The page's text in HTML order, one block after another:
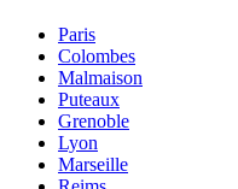
Paris
Colombes
Malmaison
Puteaux
Grenoble
Lyon
Marseille